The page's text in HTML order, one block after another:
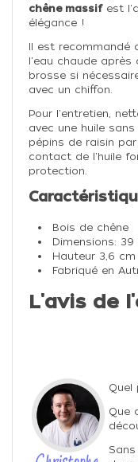
chêne massifest
élégance !
Il est recommandé
l'eau chaude après
brosse si
avec un chiffon.
Pour l'entretien,
avec une huile
pépins de raisin
contact de l'huile
protection.
Bois de chêne
Dimensions:
Hauteur 3,6 cm
Fabriqué en
L'avis de
Quel
Que